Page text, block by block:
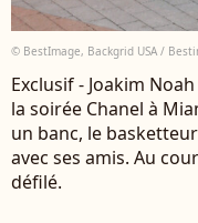
© BestImage, Backgrid USA /
Exclusif - Joakim
la soirée Chanel à
un banc, le
avec ses amis. Au
défilé.